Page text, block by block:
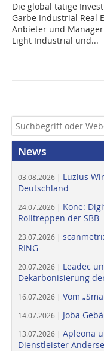
Die global tätige
Garbe Industrial Real
Anbieter und
Light Industrial und...
News
03.08.2026 | Luzius
Deutschland
24.07.2026 | Kone:
Rolltreppen der SBB
23.07.2026 |
RING
20.07.2026 | Leadec
Dekarbonisierung
16.07.2026 | Vom
14.07.2026 | Joba
13.07.2026 | Apleona
Dienstleister